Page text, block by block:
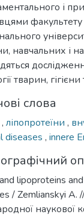
і
навчальних і
тварин,
слова
, ліпопротеїни ,
diseases , innere
lipoproteins
/ Zemlianskyi A.
наукової